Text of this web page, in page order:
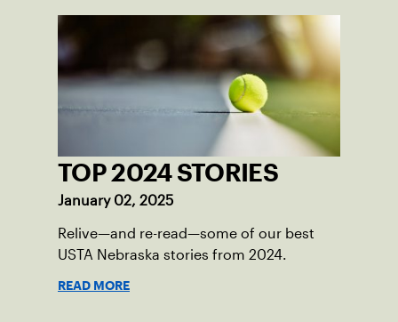
TOP 2024 STORIES
January 02, 2025
Relive—and re-read—some of our best
USTA Nebraska stories from 2024.
READ MORE